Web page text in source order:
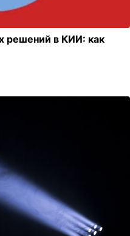
решений в КИИ: как